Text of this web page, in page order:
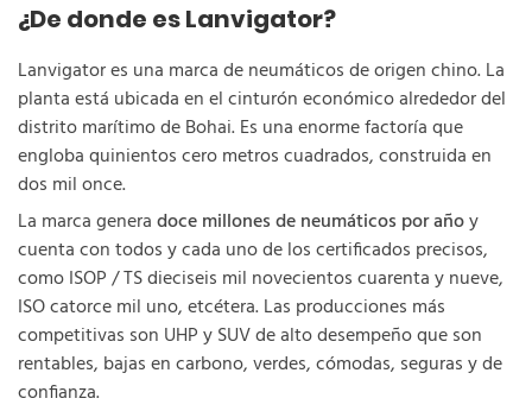
¿De donde es Lanvigator?
Lanvigator es una marca de neumáticos de origen chino. La
planta está ubicada en el cinturón económico alrededor del
distrito marítimo de Bohai. Es una enorme factoría que
engloba quinientos cero metros cuadrados, construida en
dos mil once.
La marca generadoce millones de neumáticos por añoy
cuenta con todos y cada uno de los certificados precisos,
como ISOP / TS dieciseis mil novecientos cuarenta y nueve,
ISO catorce mil uno, etcétera. Las producciones más
competitivas son UHP y SUV de alto desempeño que son
rentables, bajas en carbono, verdes, cómodas, seguras y de
confianza.